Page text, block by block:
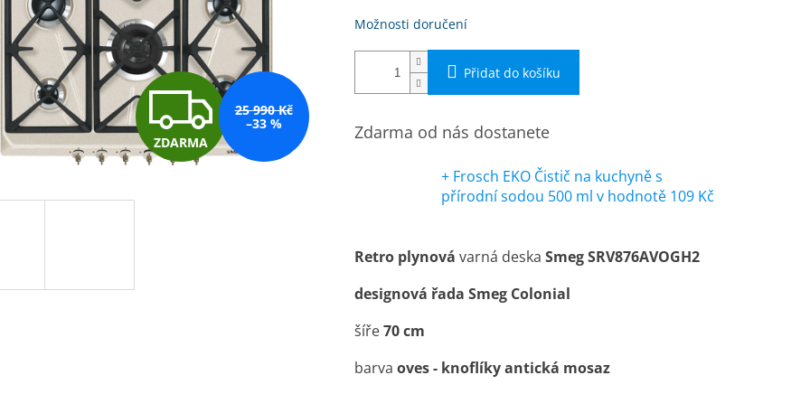
Z
D
ZDARMA
25 990 Kč
–33 %
Možnosti doručení
Přidat do košíku
Zdarma od nás dostanete
+ Frosch EKO Čistič na kuchyně s
přírodní sodou 500 ml v hodnotě 109 Kč
Retro plynová varná deska Smeg SRV876AVOGH2
designová řada Smeg Colonial
šíře70 cm
barva oves - knoflíky antická mosaz